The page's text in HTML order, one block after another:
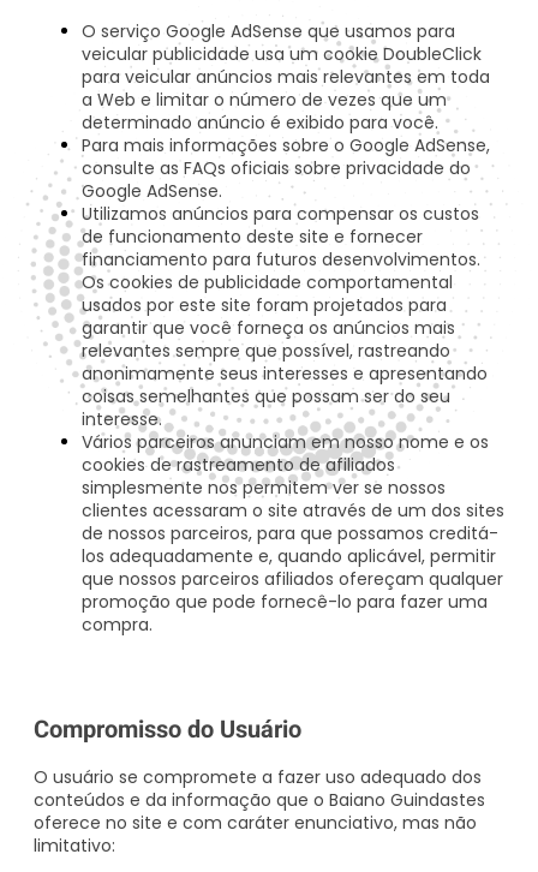
O serviço Google AdSense que usamos para
veicular publicidade usa um cookie DoubleClick
para veicular anúncios mais relevantes em toda
a Web e limitar o número de vezes que um
determinado anúncio é exibido para você.
Para mais informações sobre o Google AdSense,
consulte as FAQs oficiais sobre privacidade do
Google AdSense.
Utilizamos anúncios para compensar os custos
de funcionamento deste site e fornecer
financiamento para futuros desenvolvimentos.
Os cookies de publicidade comportamental
usados por este site foram projetados para
garantir que você forneça os anúncios mais
relevantes sempre que possível, rastreando
anonimamente seus interesses e apresentando
coisas semelhantes que possam ser do seu
interesse.
Vários parceiros anunciam em nosso nome e os
cookies de rastreamento de afiliados
simplesmente nos permitem ver se nossos
clientes acessaram o site através de um dos sites
de nossos parceiros, para que possamos creditá-
los adequadamente e, quando aplicável, permitir
que nossos parceiros afiliados ofereçam qualquer
promoção que pode fornecê-lo para fazer uma
compra.
Compromisso do Usuário
O usuário se compromete a fazer uso adequado dos
conteúdos e da informação que o Baiano Guindastes
oferece no site e com caráter enunciativo, mas não
limitativo: